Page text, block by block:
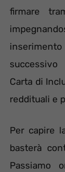
firmare
Carta di
reddituali e
Per capire
basterà
Passiamo